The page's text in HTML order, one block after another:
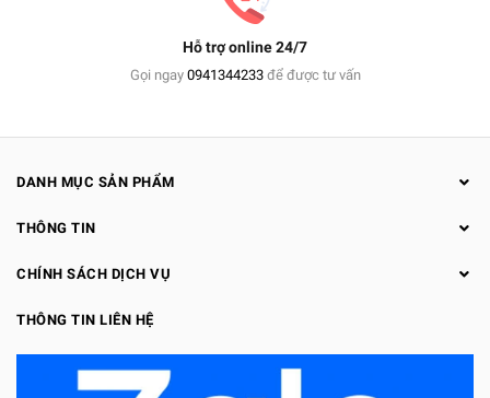
Hỗ trợ online 24/7
Gọi ngay 0941344233để được tư vấn
DANH MỤC SẢN PHẨM
THÔNG TIN
CHÍNH SÁCH DỊCH VỤ
THÔNG TIN LIÊN HỆ